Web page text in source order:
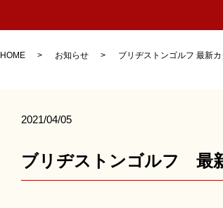
HOME お知らせ ブリヂストンゴルフ 最新
2021/04/05
ブリヂストンゴルフ 最